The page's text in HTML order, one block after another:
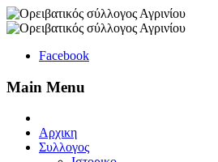
Facebook
Main Menu
Αρχικη
Συλλογος